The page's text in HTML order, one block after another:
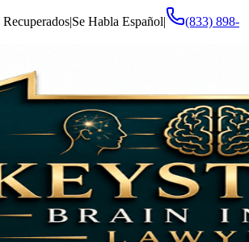
|Se Habla Español|
(833) 898-